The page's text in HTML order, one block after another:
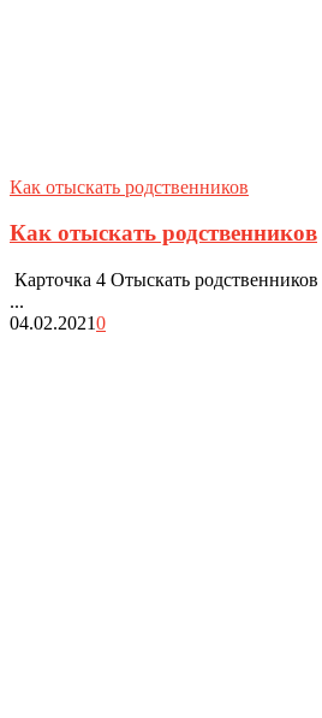
Как отыскать родственников
Как отыскать родственников
Карточка 4 Отыскать
...
04.02.20210